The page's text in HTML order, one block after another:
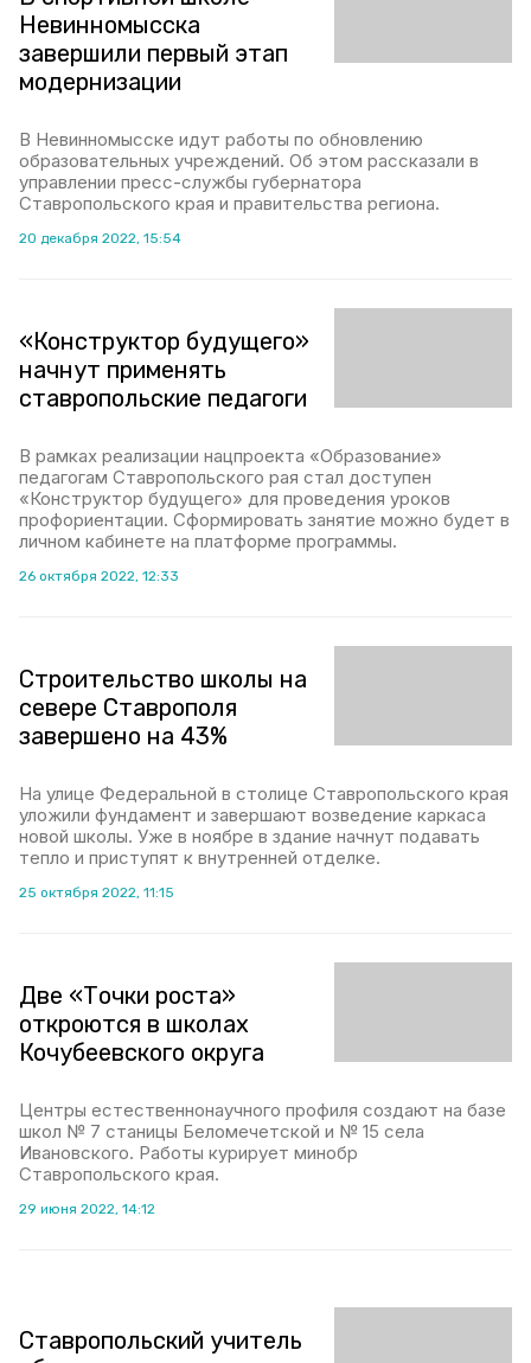
Невинномысска
завершили первый этап
модернизации
В Невинномысске идут работы по обновлению
образовательных учреждений. Об этом рассказали в
управлении пресс-службы губернатора
Ставропольского края и правительства региона.
20 декабря 2022, 15:54
«Конструктор будущего»
начнут применять
ставропольские педагоги
В рамках реализации нацпроекта «Образование»
педагогам Ставропольского рая стал доступен
«Конструктор будущего» для проведения уроков
профориентации. Сформировать занятие можно будет в
личном кабинете на платформе программы.
26 октября 2022, 12:33
Строительство школы на
севере Ставрополя
завершено на 43%
На улице Федеральной в столице Ставропольского края
уложили фундамент и завершают возведение каркаса
новой школы. Уже в ноябре в здание начнут подавать
тепло и приступят к внутренней отделке.
25 октября 2022, 11:15
Две «Точки роста»
откроются в школах
Кочубеевского округа
Центры естественнонаучного профиля создают на базе
школ № 7 станицы Беломечетской и № 15 села
Ивановского. Работы курирует минобр
Ставропольского края.
29 июня 2022, 14:12
Ставропольский учитель